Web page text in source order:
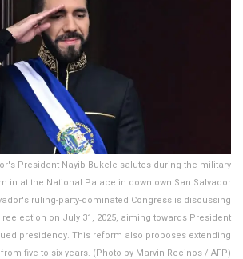
President Nayib Bukele salutes during the military
in at the National Palace in downtown San Salvador
ruling-party-dominated Congress is discussing
on July 31, 2025, aiming towards President
presidency. This reform also proposes extending
five to six years. (Photo by Marvin Recinos / AFP)